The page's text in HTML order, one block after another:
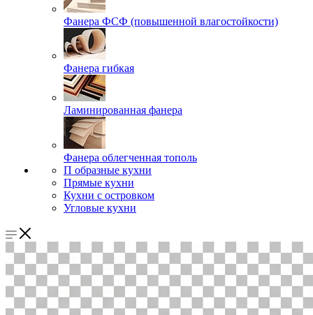
Фанера ФСФ (повышенной влагостойкости)
Фанера гибкая
Ламинированная фанера
Фанера облегченная тополь
П образные кухни
Прямые кухни
Кухни с островком
Угловые кухни